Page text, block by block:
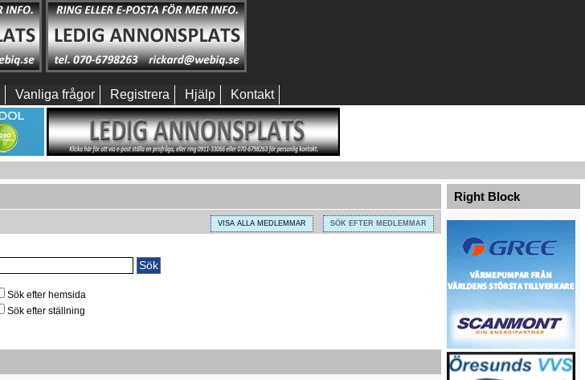
Vanliga frågor Registrera Hjälp Kontakt
VISA ALLA MEDLEMMAR SÖK EFTER MEDLEMMAR
Sök efter hemsida
Sök efter ställning
Right Block